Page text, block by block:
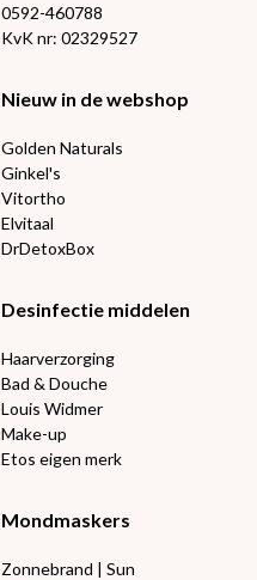
0592-460788
KvK nr: 02329527
Nieuw in de webshop
Golden Naturals
Ginkel's
Vitortho
Elvitaal
DrDetoxBox
Desinfectie middelen
Haarverzorging
Bad & Douche
Louis Widmer
Make-up
Etos eigen merk
Mondmaskers
Zonnebrand | Sun